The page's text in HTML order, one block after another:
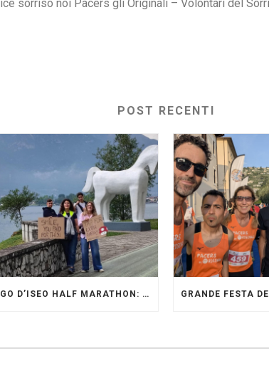
sorriso noi Pacers gli Originali – Volontari del
POST RECENTI
LAGO D’ISEO HALF MARATHON: ORIGINALI PRESENTI